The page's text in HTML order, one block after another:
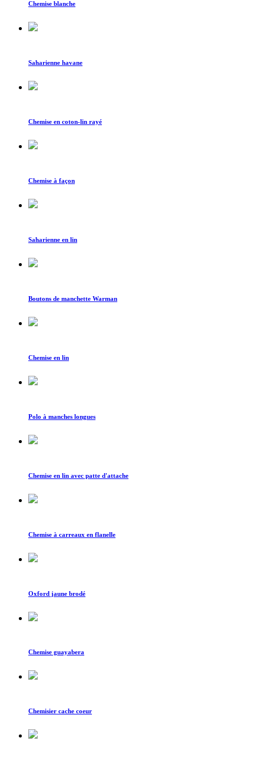
Chemise blanche
Saharienne havane
Chemise en coton-lin rayé
Chemise à façon
Saharienne en lin
Boutons de manchette Warman
Chemise en lin
Polo à manches longues
Chemise en lin avec patte d'attache
Chemise à carreaux en flanelle
Oxford jaune brodé
Chemise guayabera
Chemisier cache coeur